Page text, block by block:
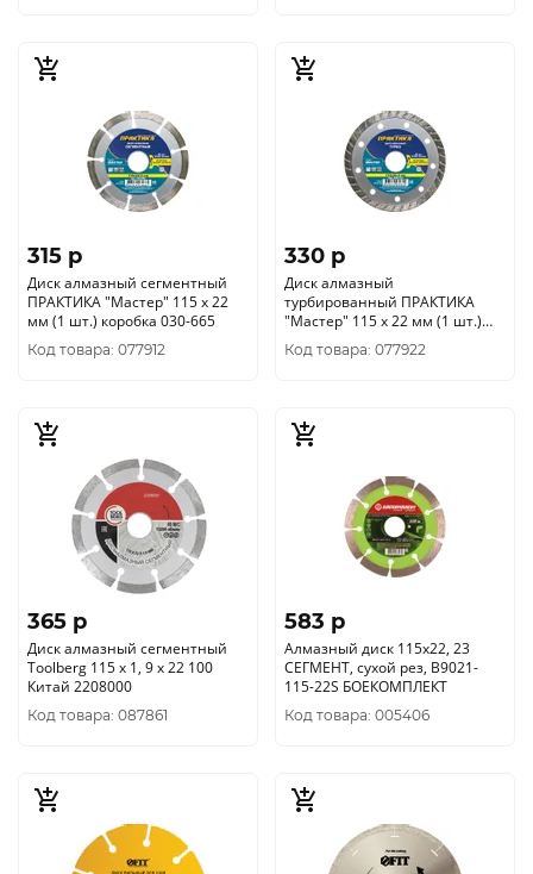
315 p
Диск алмазный сегментный
ПРАКТИКА "Мастер" 115 х 22
мм (1 шт.) коробка 030-665
Код товара: 077912
330 p
Диск алмазный
турбированный ПРАКТИКА
"Мастер" 115 х 22 мм (1 шт.)
коробка 030-719
Код товара: 077922
365 p
Диск алмазный сегментный
Toolberg 115 х 1, 9 х 22 100
Китай 2208000
Код товара: 087861
583 p
Алмазный диск 115x22, 23
СЕГМЕНТ, сухой рез, B9021-
115-22S БОЕКОМПЛЕКТ
Код товара: 005406